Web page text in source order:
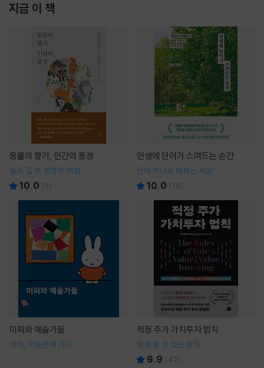
지금 이 책
동물의 향기, 인간의 풍경
숲과 길 위 생명의 여정
10.0 (1 )
인생에 단어가 스며드는 순간
단어 하나로 바뀌는 세상
10.0 (16)
미피와 예술가들
미피, 미술관에 가다
적정 주가 가치투자 법칙
평생 쓸 수 있는 원칙
9.9 (42)